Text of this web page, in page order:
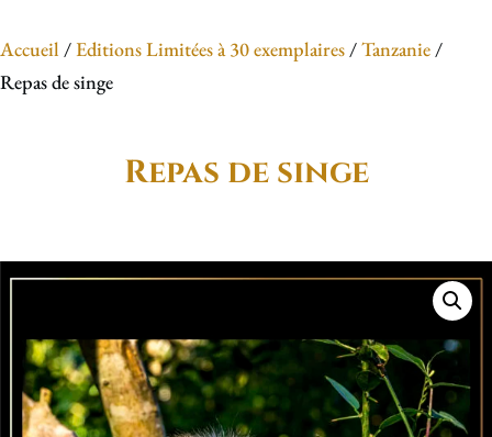
Accueil /Editions Limitées à 30 exemplaires /Tanzanie /
Repas de singe
Repas de singe